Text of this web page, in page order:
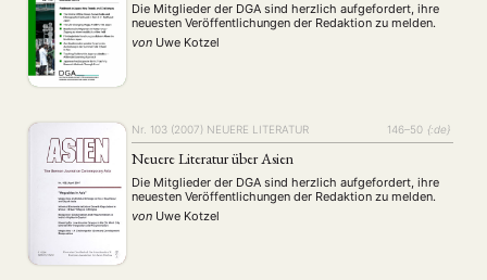
Die Mitglieder der DGA sind herzlich aufgefordert, ihre
neuesten Veröffentlichungen der Redaktion zu melden.
von Uwe Kotzel
Nr. 103 (2007) NEUERE LITERATUR 146–50 {:de}
Neuere Literatur über Asien
Die Mitglieder der DGA sind herzlich aufgefordert, ihre
neuesten Veröffentlichungen der Redaktion zu melden.
von Uwe Kotzel